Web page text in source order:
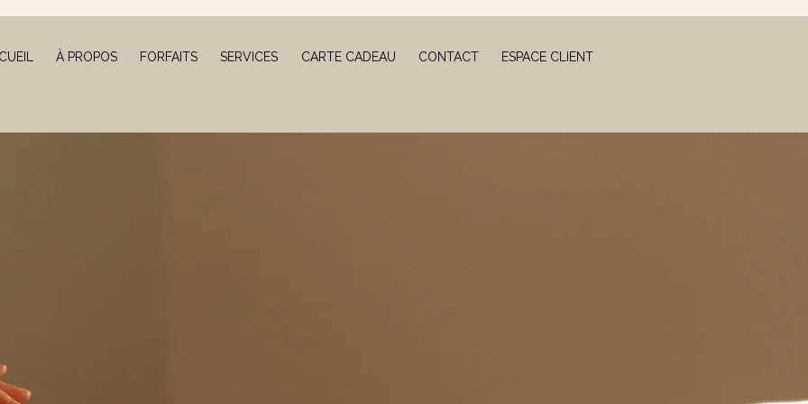
À PROPOS FORFAITS SERVICES CARTE CADEAU CONTACT ESPACE CLIENT